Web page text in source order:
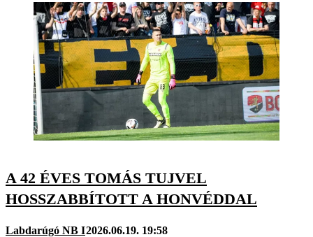
A 42 ÉVES TOMÁS TUJVEL
HOSSZABBÍTOTT A HONVÉDDAL
Labdarúgó NB I2026.06.19. 19:58